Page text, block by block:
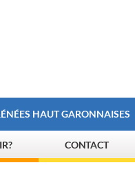
HAUT GARONNAISES
CONTACT